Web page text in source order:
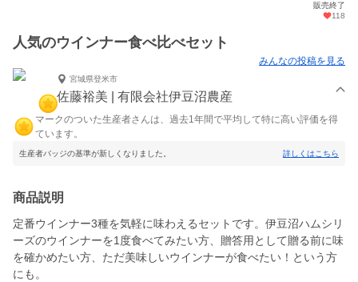
販売終了
118
人気のウインナー食べ比べセット
みんなの投稿を見る
宮城県登米市
佐藤裕美 | 有限会社伊豆沼農産
マークのついた生産者さんは、過去1年間で平均して特に高い評価を得
ています。
生産者バッジの基準が新しくなりました。 詳しくはこちら
商品説明
定番ウインナー3種を気軽に味わえるセットです。伊豆沼ハムシリ
ーズのウインナーを1度食べてみたい方、贈答用として贈る前に味
を確かめたい方、ただ美味しいウインナーが食べたい！という方
にも。